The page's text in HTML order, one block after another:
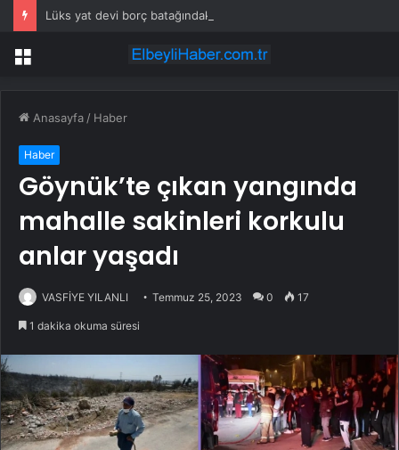
Lüks yat devi borç batağındaki rakibini satın alıyor
Menü
Anasayfa / Haber
Haber
Göynük’te çıkan yangında
mahalle sakinleri korkulu
anlar yaşadı
VASFİYE YILANLI Temmuz 25, 2023 0 17
1 dakika okuma süresi